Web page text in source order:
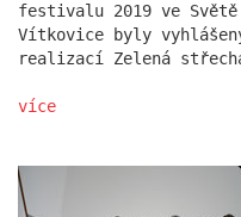
festivalu 2019 ve
Vítkovice byly
realizací Zelená
více